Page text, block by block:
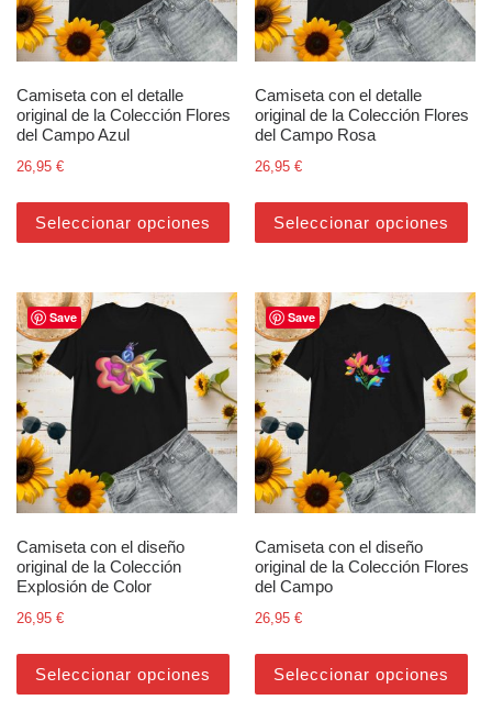
Camiseta con el detalle
original de la Colección Flores
del Campo Azul
26,95 €
Seleccionar opciones
Camiseta con el detalle
original de la Colección Flores
del Campo Rosa
26,95€
Seleccionar opciones
Save
Camiseta con el diseño
original de la Colección
Explosión de Color
26,95 €
Seleccionar opciones
Save
Camiseta con el diseño
original de la Colección Flores
del Campo
26,95€
Seleccionar opciones